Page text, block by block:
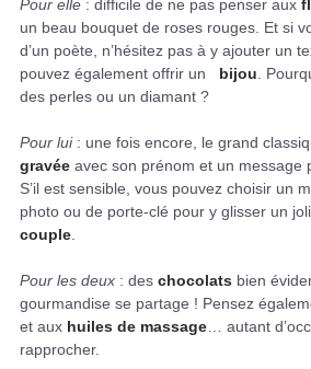
Pour elle : difficile de ne pas penser aux
un beau bouquet de roses rouges. Et si
d’un poète, n’hésitez pas à y ajouter un
pouvez également offrir un
bijou .
des perles ou un diamant ?
Pour lui: une fois encore, le grand
gravée avec son prénom et un message
S’il est sensible, vous pouvez choisir un
photo ou de porte-clé pour y glisser un joli
couple
Pour les deux : des chocolats bien
gourmandise se partage ! Pensez
et aux huiles de massage … autant
rapprocher.